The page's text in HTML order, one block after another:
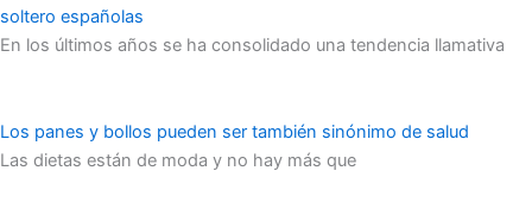
soltero españolas
En los últimos años se ha consolidado una tendencia llamativa
Los panes y bollos pueden ser también sinónimo de salud
Las dietas están de moda y no hay más que